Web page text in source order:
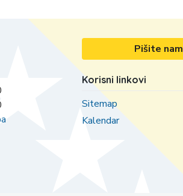
Pišite nam
Korisni linkovi
Sitemap
Kalendar